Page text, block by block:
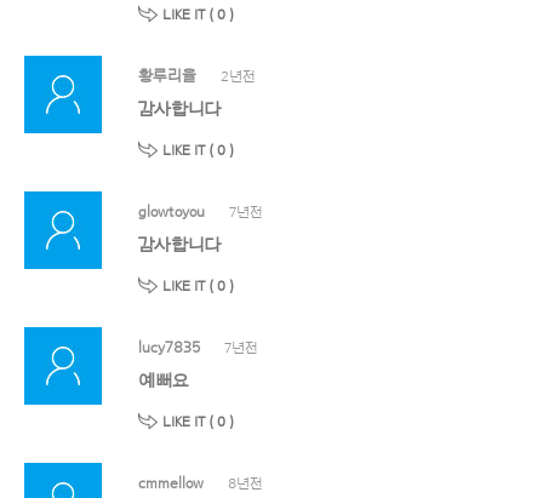
LIKE IT ( 0 )
황루리율 2년전
감사합니다
LIKE IT ( 0 )
glowtoyou 7년전
감사합니다
LIKE IT ( 0 )
lucy7835 7년전
예뻐요
LIKE IT ( 0 )
cmmellow 8년전